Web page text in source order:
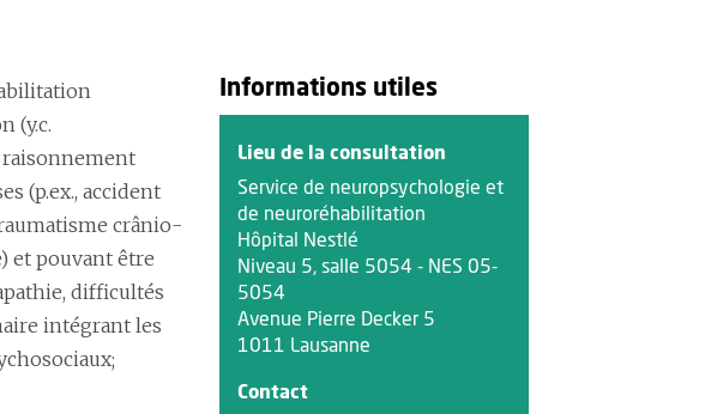
(y.c.
raisonnement
(p.ex., accident
crânio-
et pouvant être
difficultés
intégrant les
Informations utiles
Lieu de la consultation
Service de neuropsychologie et
de neuroréhabilitation
Hôpital Nestlé
Niveau 5, salle 5054 - NES 05-
5054
Avenue Pierre Decker 5
1011 Lausanne
Contact